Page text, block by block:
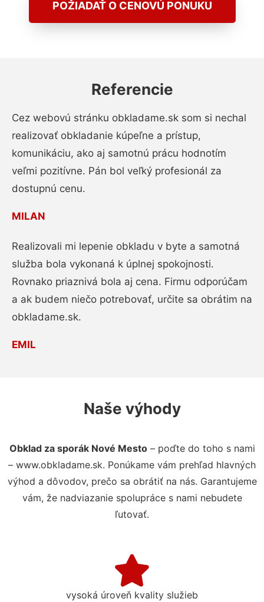
POŽIADAŤ O CENOVÚ PONUKU
Referencie
Cez webovú stránku obkladame.sk som si nechal
realizovať obkladanie kúpeľne a prístup,
komunikáciu, ako aj samotnú prácu hodnotím
veľmi pozitívne. Pán bol veľký profesionál za
dostupnú cenu.
MILAN
Realizovali mi lepenie obkladu v byte a samotná
služba bola vykonaná k úplnej spokojnosti.
Rovnako priaznivá bola aj cena. Firmu odporúčam
a ak budem niečo potrebovať, určite sa obrátim na
obkladame.sk.
EMIL
Naše výhody
Obklad za sporák Nové Mesto– poďte do toho s nami
– www.obkladame.sk. Ponúkame vám prehľad hlavných
výhod a dôvodov, prečo sa obrátiť na nás. Garantujeme
vám, že nadviazanie spolupráce s nami nebudete
ľutovať.
vysoká úroveň kvality služieb